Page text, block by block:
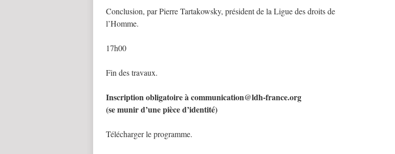
Conclusion, par Pierre Tartakowsky, président de la Ligue des droits de
l’Homme.
17h00
Fin des travaux.
Inscription obligatoire à communication@ldh-france.org
(se munir d’une pièce d’identité)
Télécharger le programme.